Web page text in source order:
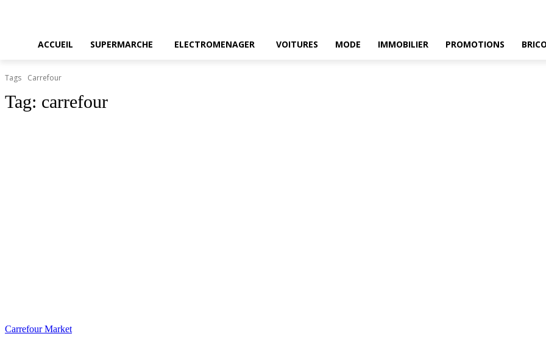
ACCUEIL SUPERMARCHE ELECTROMENAGER VOITURES MODE IMMOBILIER PROMOTIONS
Tags Carrefour
Tag: carrefour
Carrefour Market